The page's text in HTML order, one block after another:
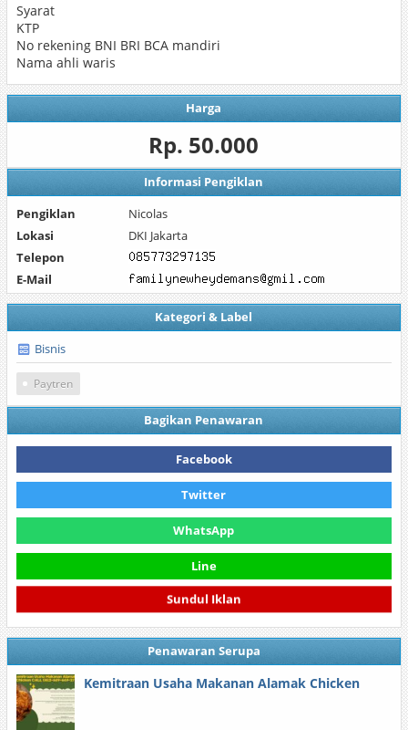
Syarat
KTP
No rekening BNI BRI BCA mandiri
Nama ahli waris
Harga
Rp. 50.000
Informasi Pengiklan
Pengiklan
Nicolas
Lokasi
DKI Jakarta
Telepon
E-Mail
Kategori & Label
Bisnis
Paytren
Bagikan Penawaran
Facebook
Twitter
WhatsApp
Line
Sundul Iklan
Penawaran Serupa
Kemitraan Usaha Makanan Alamak Chicken